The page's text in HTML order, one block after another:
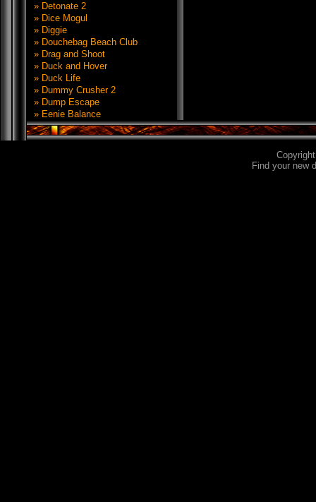
» Detonate 2
» Dice Mogul
» Diggie
» Douchebag Beach Club
» Drag and Shoot
» Duck and Hover
» Duck Life
» Dummy Crusher 2
» Dump Escape
» Eenie Balance
Find your new